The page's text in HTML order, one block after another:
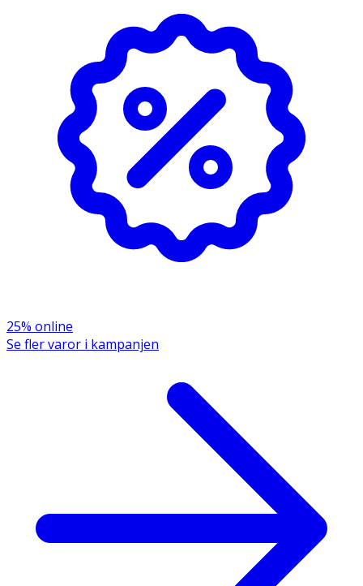
GLYCERYL STEARATE SE, PERSEA GRATISSIMA
(AVOCADO) OIL , PHENOXYETHANOL,
ETHYLHEXYLGLYCERIN, COCO CAPRYLATE/CAPRATE,
TOCOPHEROL , PRUNUS AMYGDALUS DULCIS OIL ,
BISABOLOL, ALLANTOIN, HYDROLYZED CORN PROTEIN,
HYDROLYZED WHEAT PROTEIN, HYDROLYZED SOY
PROTEIN, PARFUM, TETRASODIUM GLUTAMATE
DIACETATE
25% online
Se fler varor i kampanjen